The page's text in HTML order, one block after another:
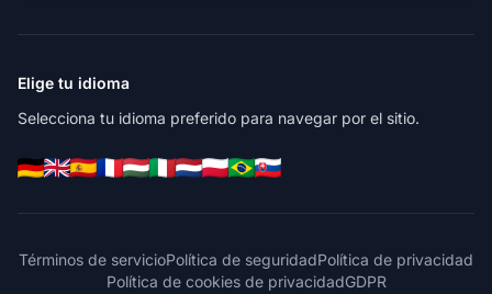
Elige tu idioma
Selecciona tu idioma preferido para navegar por el sitio.
Términos de servicioPolítica de seguridadPolítica de privacidad
Política de cookies de privacidadGDPR